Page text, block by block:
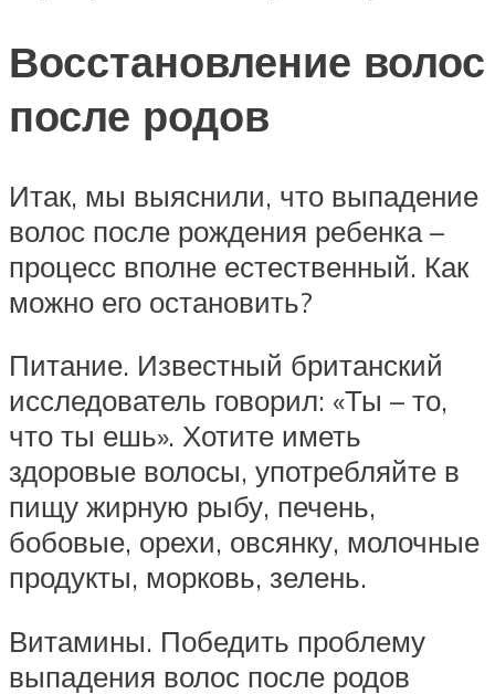
Восстановление волос
после родов
Итак, мы выяснили, что выпадение
волос после рождения ребенка –
процесс вполне естественный. Как
можно его остановить?
Питание. Известный британский
исследователь говорил: «Ты – то,
что ты ешь». Хотите иметь
здоровые волосы, употребляйте в
пищу жирную рыбу, печень,
бобовые, орехи, овсянку, молочные
продукты, морковь, зелень.
Витамины. Победить проблему
выпадения волос после родов